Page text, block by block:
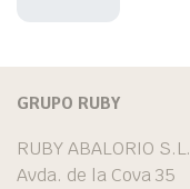
GRUPO RUBY
RUBY ABALORIO S.L.
Avda. de la Cova 35